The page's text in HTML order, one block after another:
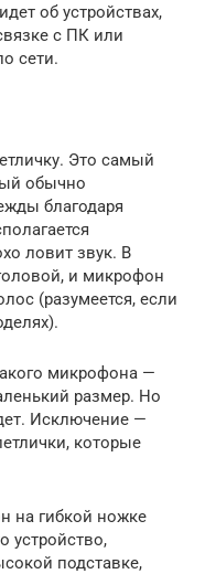
об устройствах,
с ПК или
сети.
Это самый
обычно
благодаря
ловит звук. В
и микрофон
(разумеется, если
микрофона —
размер. Но
Исключение —
которые
на гибкой ножке
устройство,
подставке,